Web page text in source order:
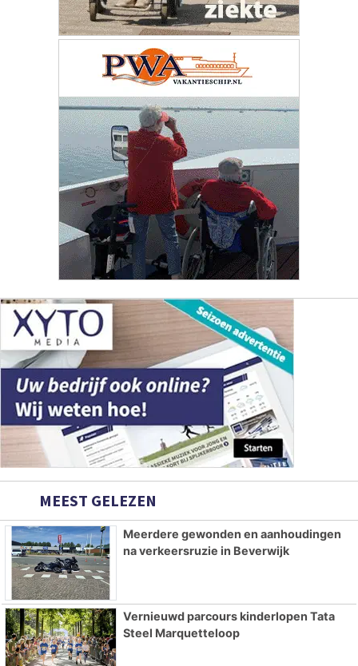
MEEST GELEZEN
Meerdere gewonden en aanhoudingen
na verkeersruzie in Beverwijk
Vernieuwd parcours kinderlopen Tata
Steel Marquetteloop